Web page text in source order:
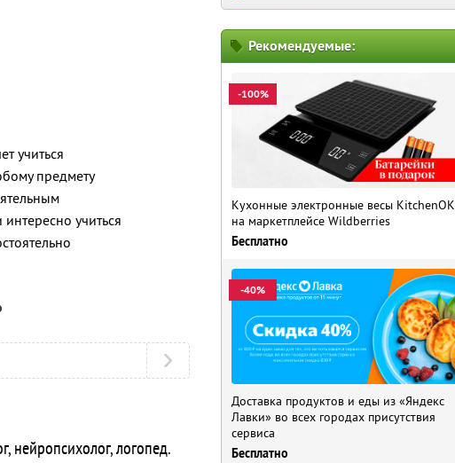
учиться
предмету
учиться
нейропсихолог, логопед.
Рекомендуемые:
-100%
Кухонные электронные весы KitchenOK
на маркетплейсе Wildberries
Бесплатно
-40%
Доставка продуктов и еды из «Яндекс
Лавки» во всех городах присутствия
сервиса
Бесплатно